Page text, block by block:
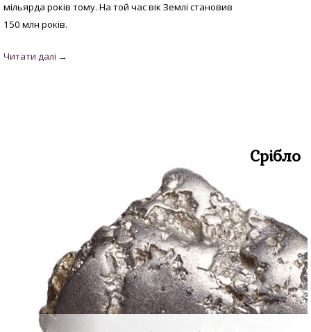
мільярда років тому. На той час вік Землі становив
150 млн років.
Срібло